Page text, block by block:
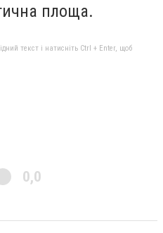
площа.
текст і натисніть Ctrl + Enter, щоб
0,0